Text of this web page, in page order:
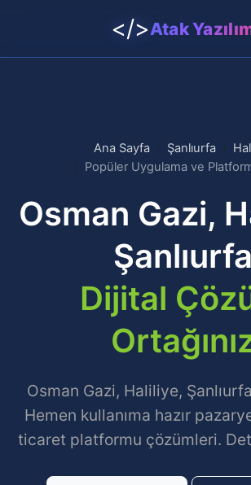
</>Atak
Ana Sayfa Şanlıurfa
Popüler Uygulama ve
Osman Gazi,
Şanlıurfa
Dijital
Osman Gazi, Haliliye,
Hemen kullanıma hazır
ticaret platformu çözümleri.